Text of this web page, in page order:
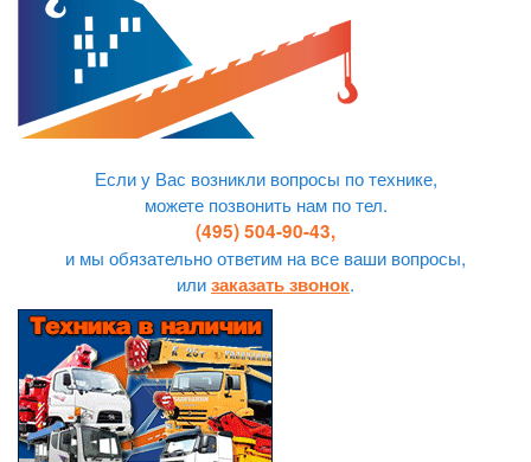
Если у Вас возникли вопросы по технике,
можете позвонить нам по тел.
(495) 504-90-43,
и мы обязательно ответим на все ваши вопросы,
илизаказать звонок.